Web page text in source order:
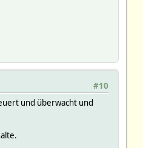
#10
und überwacht und